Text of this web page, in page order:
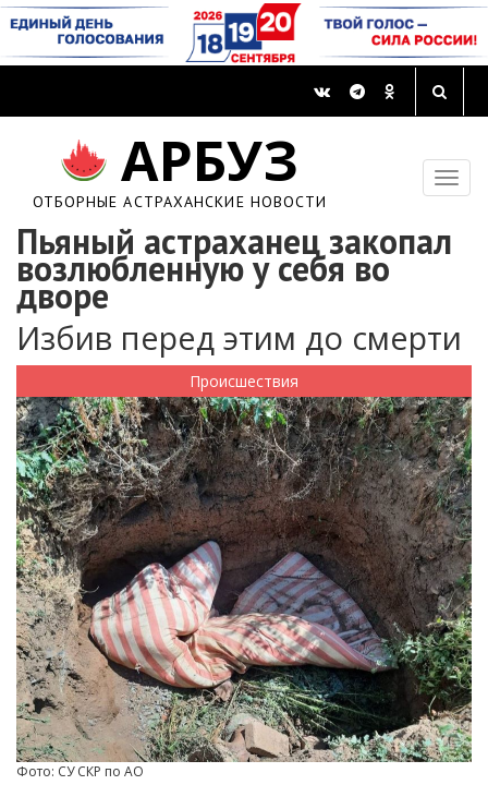
АРБУЗ
ОТБОРНЫЕ АСТРАХАНСКИЕ НОВОСТИ
Пьяный астраханец закопал
возлюбленную у себя во
дворе
Избив перед этим до смерти
Происшествия
Фото: СУ СКР по АО